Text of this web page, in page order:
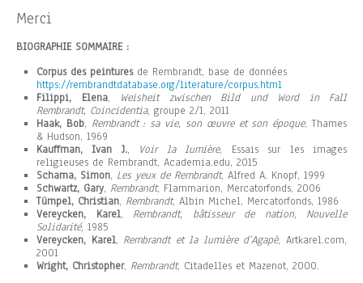
Merci
BIOGRAPHIE SOMMAIRE :
Corpus des peinturesde Rembrandt, base de données
https://rembrandtdatabase.org/literature/corpus.html
Filippi, Elena,
Weisheit zwischen Bild und Word in Fall
Rembrandt, Coincidentia, groupe 2/1, 2011
Haak, Bob, Rembrandt : sa vie, son œuvre et son époque, Thames
& Hudson, 1969
Kauffman, Ivan J., Voir la lumière, Essais sur les images
religieuses de Rembrandt, Academia.edu, 2015
Schama, Simon, Les yeux de Rembrandt, Alfred A. Knopf, 1999
Schwartz, Gary, Rembrandt, Flammarion, Mercatorfonds, 2006
Tümpel, Christian, Rembrandt, Albin Michel, Mercatorfonds, 1986
Vereycken, Karel, Rembrandt, bâtisseur de nation, Nouvelle
Solidarité, 1985
Vereycken, Karel, Rembrandt et la lumière d’Agapè, Artkarel.com,
2001
Wright, Christopher, Rembrandt, Citadelles et Mazenot, 2000.